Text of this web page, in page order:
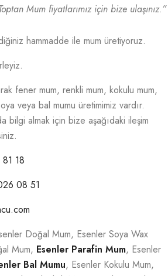
Mum fiyatlarımız için bize ulaşınız.”
hammadde ile mum üretiyoruz.
fener mum, renkli mum, kokulu mum,
veya bal mumu üretimimiz vardır.
bilgi almak için bize aşağıdaki ileşim
18
08 51
Doğal Mum, Esenler Soya Wax
Mum, Esenler Parafin Mum, Esenler
Bal Mumu, Esenler Kokulu Mum,